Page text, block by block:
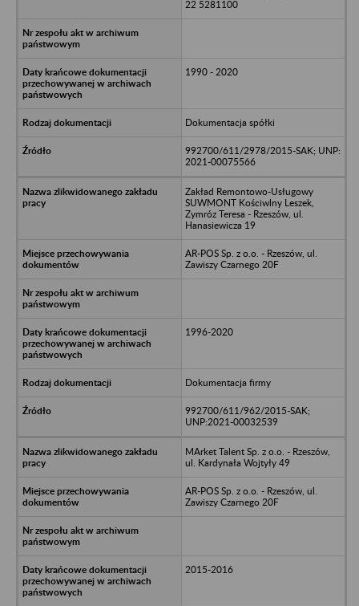
22 5281100
1990 - 2020
Dokumentacja spółki
992700/611/2978/2015-SAK; UNP:
2021-00075566
Zakład Remontowo-Usługowy
SUWMONT Kościwlny Leszek,
Zymróz Teresa - Rzeszów, ul.
Hanasiewicza 19
AR-POS Sp. z o.o. - Rzeszów, ul.
Zawiszy Czarnego 20F
1996-2020
Dokumentacja firmy
992700/611/962/2015-SAK;
UNP:2021-00032539
MArket Talent Sp. z o.o. - Rzeszów,
ul. Kardynała Wojtyły 49
AR-POS Sp. z o.o. - Rzeszów, ul.
Zawiszy Czarnego 20F
2015-2016